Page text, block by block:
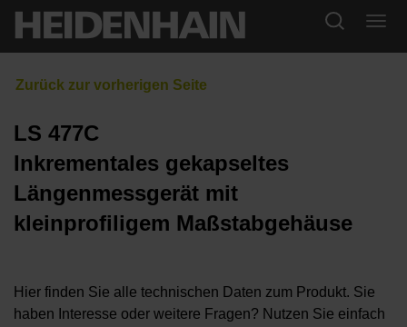
LS 477C
Inkrementales gekapseltes
Längenmessgerät mit
kleinprofiligem Maßstabgehäuse
Hier finden Sie alle technischen Daten zum Produkt. Sie
haben Interesse oder weitere Fragen? Nutzen Sie einfach